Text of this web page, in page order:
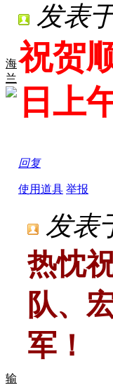
海
兰
发表
祝贺
日上
回复
使用道具 举报
输
发表
热忱
队、
军！